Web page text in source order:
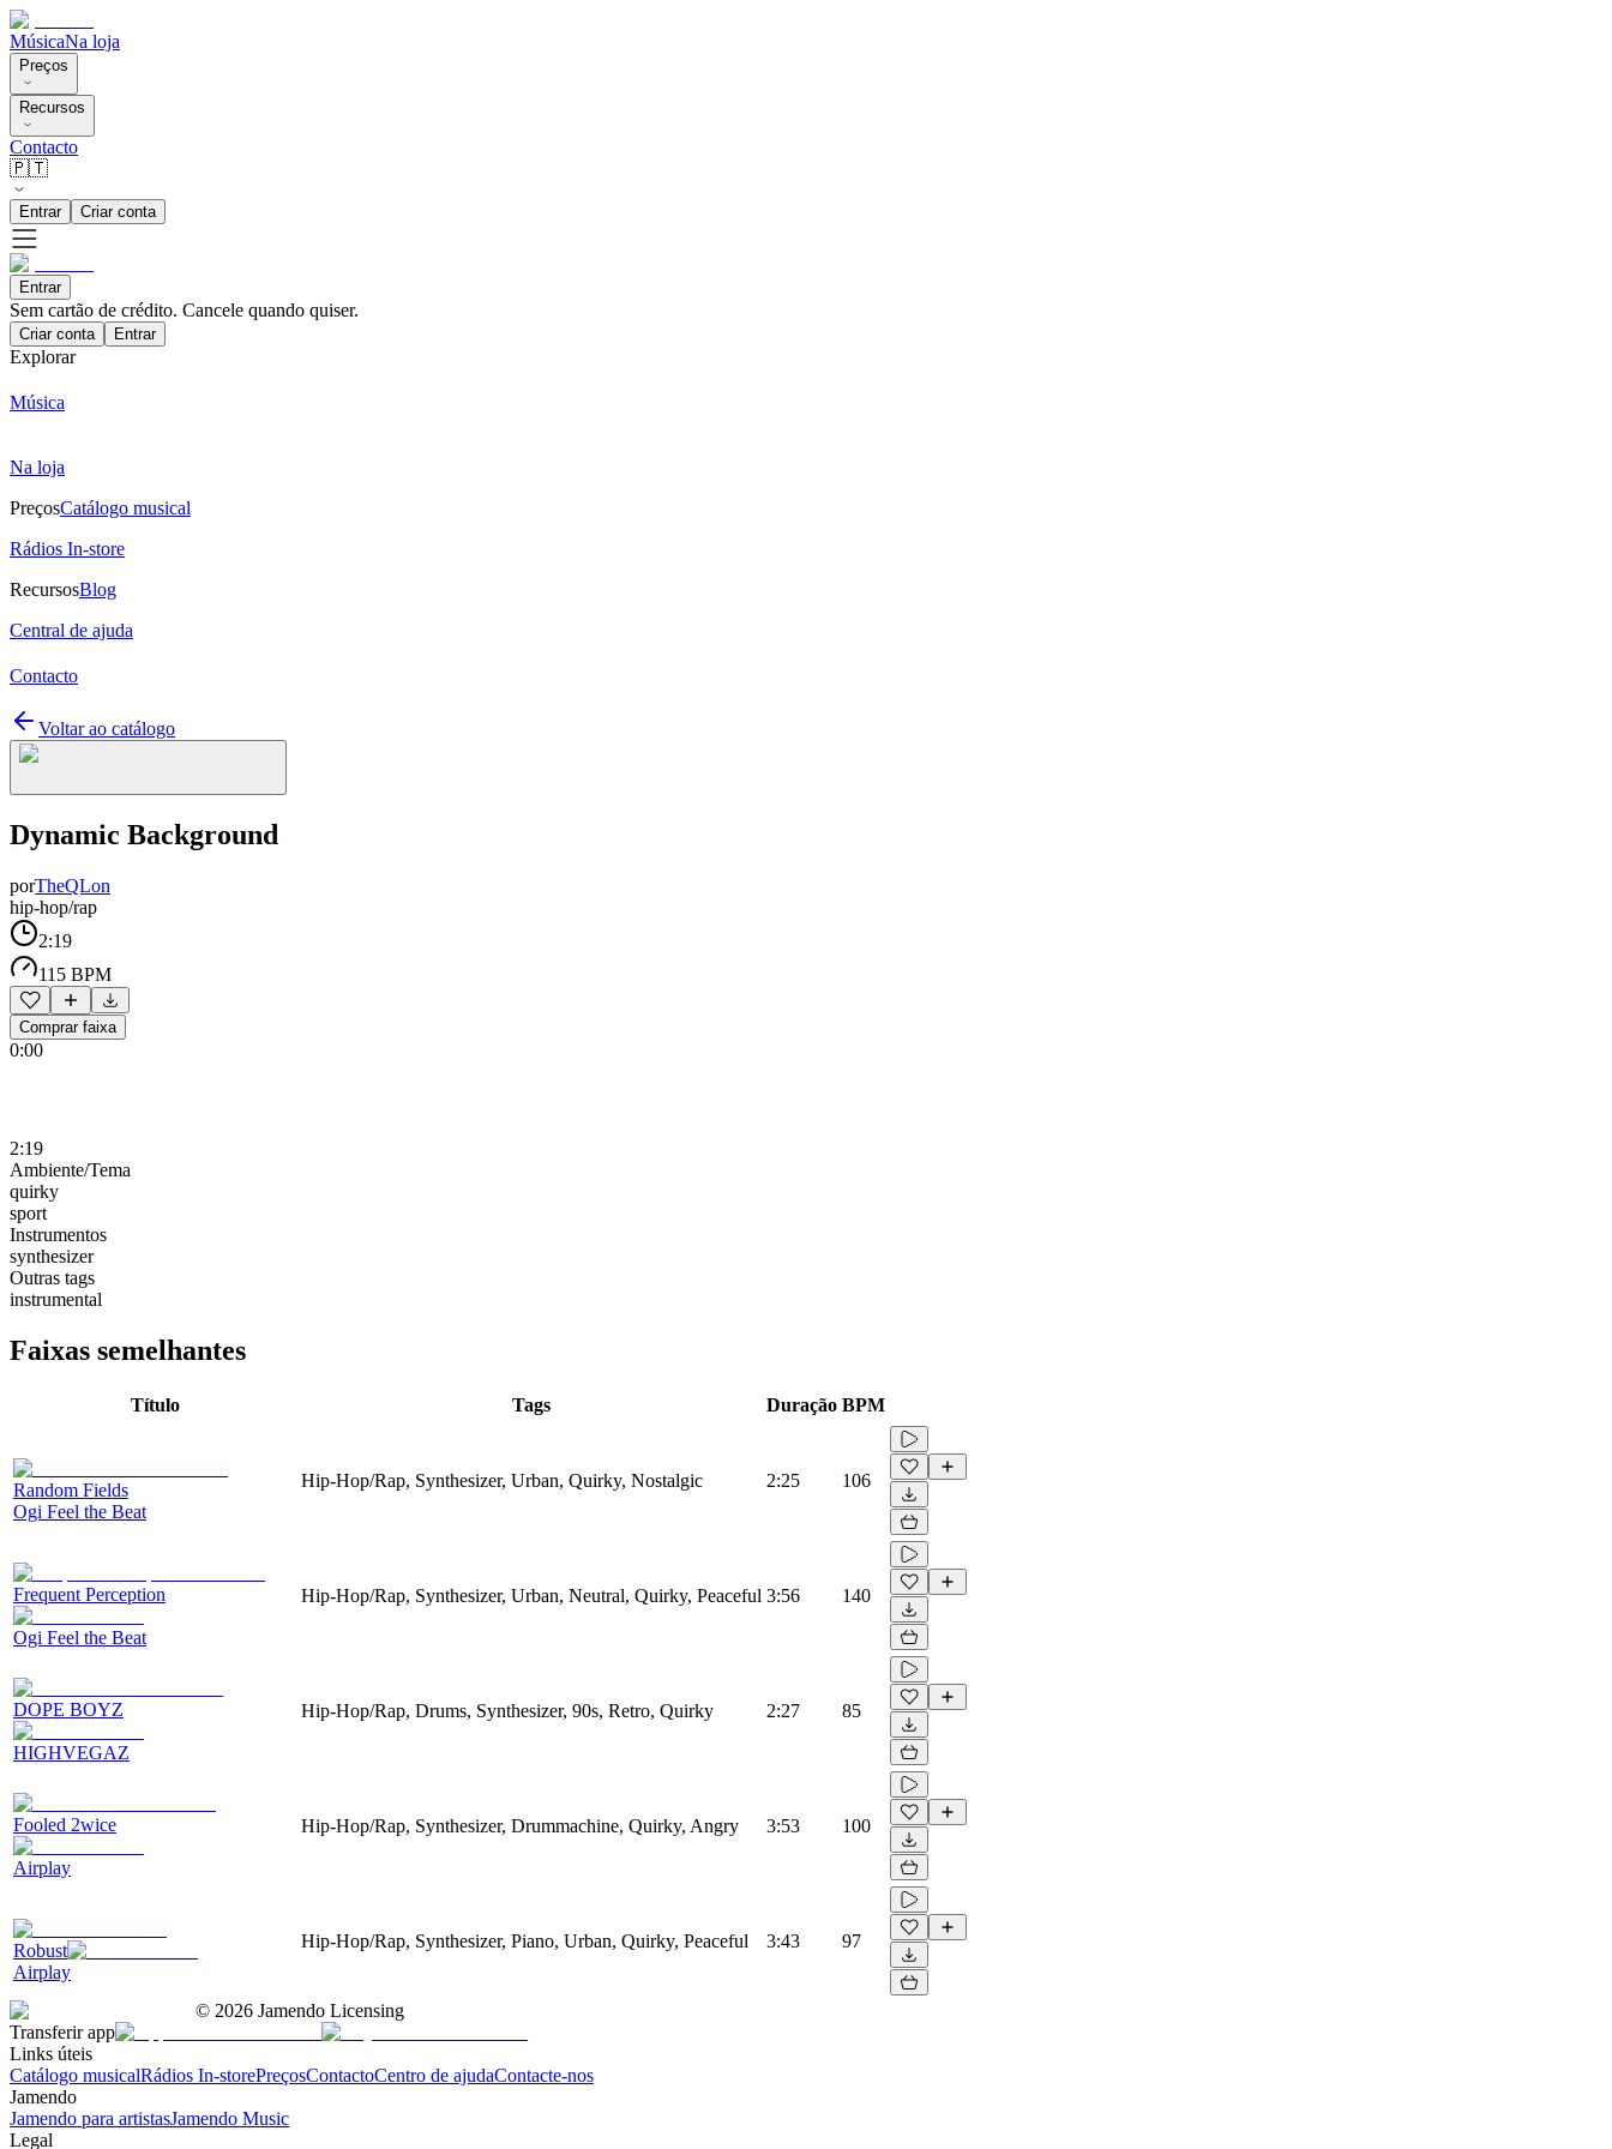
MúsicaNa loja
Preços
Recursos
Contacto
🇵🇹
Entrar Criar conta
Entrar
Sem cartão de crédito. Cancele quando quiser.
Criar conta Entrar
Explorar
Música
Na loja
PreçosCatálogo musical
Rádios In-store
RecursosBlog
Central de ajuda
Contacto
Voltar ao catálogo
Dynamic Background
porTheQLon
hip-hop/rap
2:19
115 BPM
Comprar faixa
0:00
2:19
Ambiente/Tema
quirky
sport
Instrumentos
synthesizer
Outras tags
instrumental
Faixas semelhantes
Título Tags Duração BPM
Random Fields
Ogi Feel the Beat
Hip-Hop/Rap, Synthesizer, Urban, Quirky, Nostalgic 2:25 106
Frequent Perception
Ogi Feel the Beat
Hip-Hop/Rap, Synthesizer, Urban, Neutral, Quirky, Peaceful 3:56 140
DOPE BOYZ
HIGHVEGAZ
Hip-Hop/Rap, Drums, Synthesizer, 90s, Retro, Quirky 2:27 85
Fooled 2wice
Airplay
Hip-Hop/Rap, Synthesizer, Drummachine, Quirky, Angry 3:53 100
Robust
Airplay
Hip-Hop/Rap, Synthesizer, Piano, Urban, Quirky, Peaceful 3:43 97
© 2026 Jamendo Licensing
Transferir app
Links úteis
Catálogo musicalRádios In-storePreçosContactoCentro de ajudaContacte-nos
Jamendo
Jamendo para artistasJamendo Music
Legal